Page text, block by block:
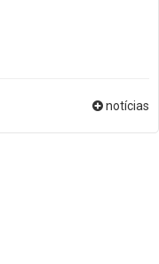
notícias